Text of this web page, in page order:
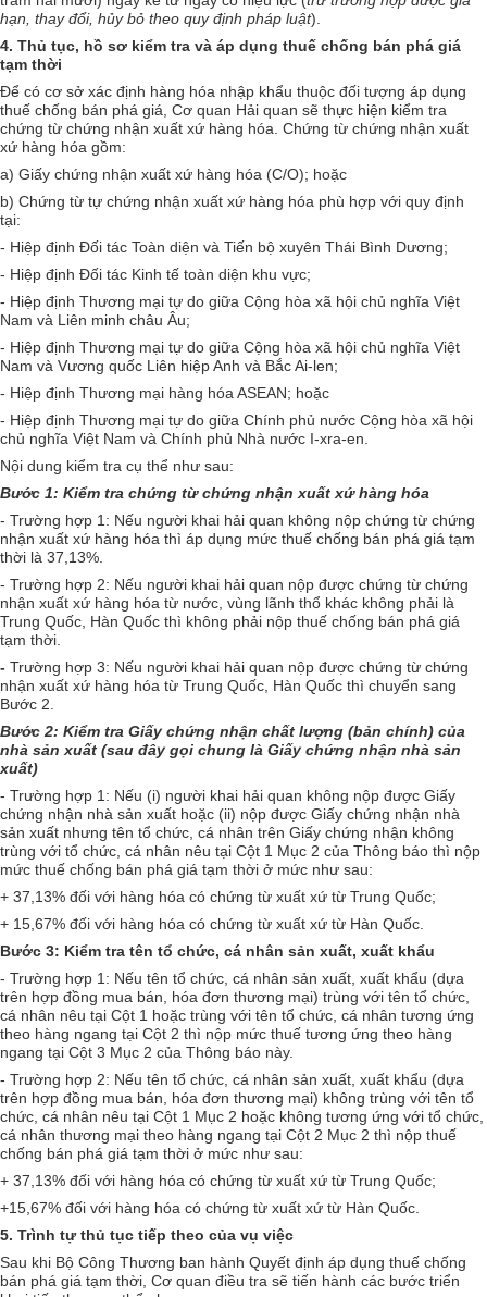
hạn, thay đổi, hủy bỏ theo quy định pháp luật).
4. Thủ tục, hồ sơ kiểm tra và áp dụng thuế chống bán phá giá
tạm thời
Để có cơ sở xác định hàng hóa nhập khẩu thuộc đối tượng áp dụng
thuế chống bán phá giá, Cơ quan Hải quan sẽ thực hiện kiểm tra
chứng từ chứng nhận xuất xứ hàng hóa. Chứng từ chứng nhận xuất
xứ hàng hóa gồm:
a) Giấy chứng nhận xuất xứ hàng hóa (C/O); hoặc
b) Chứng từ tự chứng nhận xuất xứ hàng hóa phù hợp với quy định
tại:
- Hiệp định Đối tác Toàn diện và Tiến bộ xuyên Thái Bình Dương;
- Hiệp định Đối tác Kinh tế toàn diện khu vực;
- Hiệp định Thương mại tự do giữa Cộng hòa xã hội chủ nghĩa Việt
Nam và Liên minh châu Âu;
- Hiệp định Thương mại tự do giữa Cộng hòa xã hội chủ nghĩa Việt
Nam và Vương quốc Liên hiệp Anh và Bắc Ai-len;
- Hiệp định Thương mại hàng hóa ASEAN; hoặc
- Hiệp định Thương mại tự do giữa Chính phủ nước Cộng hòa xã hội
chủ nghĩa Việt Nam và Chính phủ Nhà nước I-xra-en.
Nội dung kiểm tra cụ thể như sau:
Bước 1: Kiểm tra chứng từ chứng nhận xuất xứ hàng hóa
- Trường hợp 1: Nếu người khai hải quan không nộp chứng từ chứng
nhận xuất xứ hàng hóa thì áp dụng mức thuế chống bán phá giá tạm
thời là 37,13%.
- Trường hợp 2: Nếu người khai hải quan nộp được chứng từ chứng
nhận xuất xứ hàng hóa từ nước, vùng lãnh thổ khác không phải là
Trung Quốc, Hàn Quốc thì không phải nộp thuế chống bán phá giá
tạm thời.
- Trường hợp 3: Nếu người khai hải quan nộp được chứng từ chứng
nhận xuất xứ hàng hóa từ Trung Quốc, Hàn Quốc thì chuyển sang
Bước 2.
Bước 2: Kiểm tra Giấy chứng nhận chất lượng (bản chính) của
nhà sản xuất (sau đây gọi chung là Giấy chứng nhận nhà sản
xuất)
- Trường hợp 1: Nếu (i) người khai hải quan không nộp được Giấy
chứng nhận nhà sản xuất hoặc (ii) nộp được Giấy chứng nhận nhà
sản xuất nhưng tên tổ chức, cá nhân trên Giấy chứng nhận không
trùng với tổ chức, cá nhân nêu tại Cột 1 Mục 2 của Thông báo thì nộp
mức thuế chống bán phá giá tạm thời ở mức như sau:
+ 37,13% đối với hàng hóa có chứng từ xuất xứ từ Trung Quốc;
+ 15,67% đối với hàng hóa có chứng từ xuất xứ từ Hàn Quốc.
Bước 3: Kiểm tra tên tổ chức, cá nhân sản xuất, xuất khẩu
- Trường hợp 1: Nếu tên tổ chức, cá nhân sản xuất, xuất khẩu (dựa
trên hợp đồng mua bán, hóa đơn thương mại) trùng với tên tổ chức,
cá nhân nêu tại Cột 1 hoặc trùng với tên tổ chức, cá nhân tương ứng
theo hàng ngang tại Cột 2 thì nộp mức thuế tương ứng theo hàng
ngang tại Cột 3 Mục 2 của Thông báo này.
- Trường hợp 2: Nếu tên tổ chức, cá nhân sản xuất, xuất khẩu (dựa
trên hợp đồng mua bán, hóa đơn thương mại) không trùng với tên tổ
chức, cá nhân nêu tại Cột 1 Mục 2 hoặc không tương ứng với tổ chức,
cá nhân thương mại theo hàng ngang tại Cột 2 Mục 2 thì nộp thuế
chống bán phá giá tạm thời ở mức như sau:
+ 37,13% đối với hàng hóa có chứng từ xuất xứ từ Trung Quốc;
+15,67% đối với hàng hóa có chứng từ xuất xứ từ Hàn Quốc.
5. Trình tự thủ tục tiếp theo của vụ việc
Sau khi Bộ Công Thương ban hành Quyết định áp dụng thuế chống
bán phá giá tạm thời, Cơ quan điều tra sẽ tiến hành các bước triển